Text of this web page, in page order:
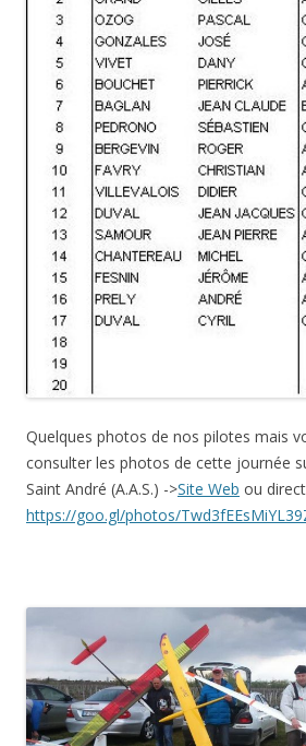
Quelques photos de nos pilotes mais
consulter les photos de cette journée
Saint André (A.A.S.) ->Site Web ou
https://goo.gl/photos/